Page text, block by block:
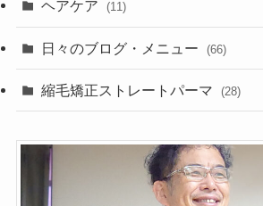
ヘアケア (11)
日々のブログ・メニュー (66)
縮毛矯正ストレートパーマ (28)